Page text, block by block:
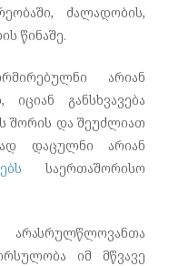
ძალადობის,
წინაშე.
არიან
განსხვავება
შორის და შეუძლიათ
დაცულნი არიან
საერთაშორისო
იმ მწვავე